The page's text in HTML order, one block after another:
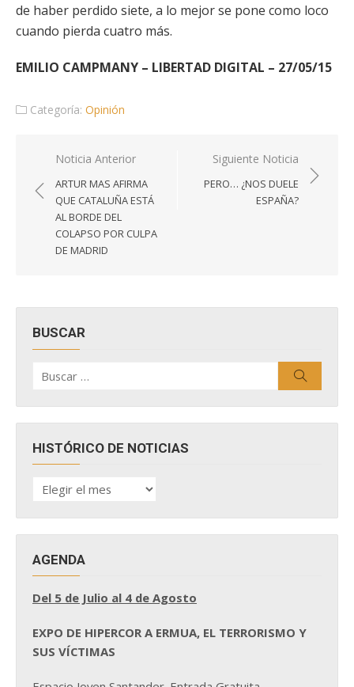
de haber perdido siete, a lo mejor se pone como loco
cuando pierda cuatro más.
EMILIO CAMPMANY – LIBERTAD DIGITAL – 27/05/15
Categoría: Opinión
Navegación
de
entradas
Noticia Anterior
ARTUR MAS AFIRMA
QUE CATALUÑA ESTÁ
AL BORDE DEL
COLAPSO POR CULPA
DE MADRID
Siguiente Noticia
PERO… ¿NOS DUELE
ESPAÑA?
BUSCAR
por:
HISTÓRICO DE NOTICIAS
HISTÓRICO
DE
AGENDA
Del 5 de Julio al 4 de Agosto
EXPO DE HIPERCOR A ERMUA, EL TERRORISMO Y
SUS VÍCTIMAS